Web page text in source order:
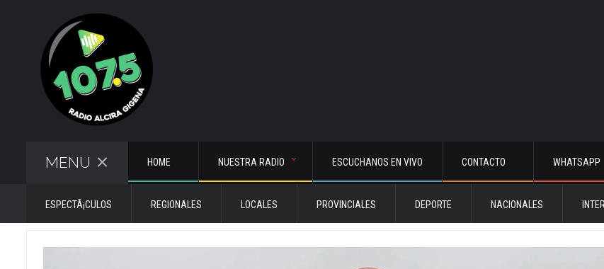
MENU HOME NUESTRA RADIO ESCUCHANOS EN VIVO CONTACTO WHATSAPP
ESPECTÃ¡CULOS REGIONALES LOCALES PROVINCIALES DEPORTE NACIONALES